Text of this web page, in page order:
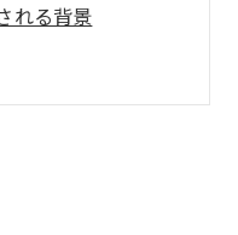
れる背景
を解説
する理由
由と効果